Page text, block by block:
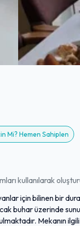
Mi? Hemen Sahiplen
kullanılarak
için bilinen bir
buhar üzerinde
Mekanın ilgili